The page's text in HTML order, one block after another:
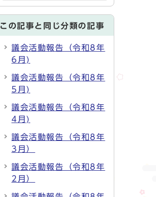
この記事と同じ分類の記事
議会活動報告（令和8年
6月)
議会活動報告（令和8年
5月)
議会活動報告（令和8年
4月)
議会活動報告（令和8年
3月）
議会活動報告（令和8年
2月）